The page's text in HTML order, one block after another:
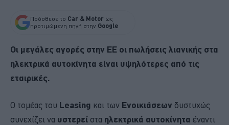
Πρόσθεσε το Car & Motor ως
προτιμώμενη πηγή στην Google
Οι μεγάλες αγορές στην ΕΕ οι πωλήσεις λιανικής στα
ηλεκτρικά αυτοκίνητα είναι υψηλότερες από τις
εταιρικές.
Ο τομέας του Leasing και των Ενοικιάσεων δυστυχώς
συνεχίζει να υστερεί στα ηλεκτρικά αυτοκίνητα έναντι